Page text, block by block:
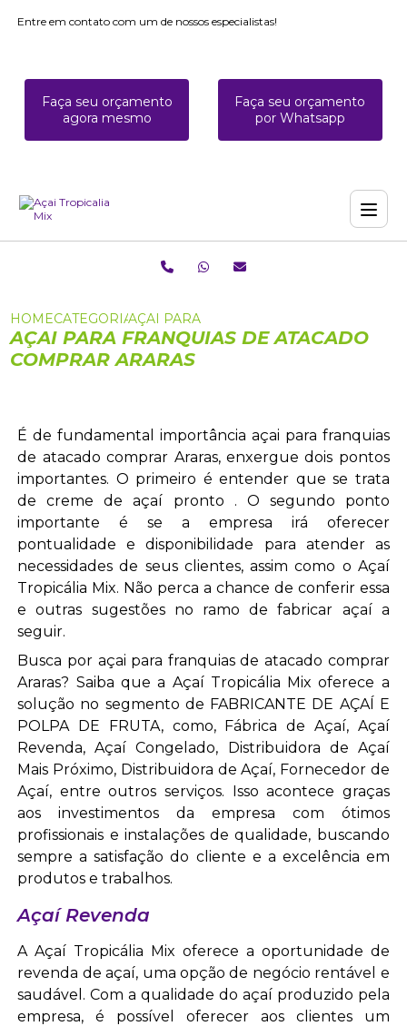
Entre em contato com um de nossos especialistas!
Faça seu orçamento
agora mesmo
Faça seu orçamento
por Whatsapp
HOMECATEGORIASAÇAI PARA FRANQUIAS DE ATACADO
AÇAI PARA FRANQUIAS DE ATACADO
COMPRAR ARARAS
É de fundamental importância açai para franquias
de atacado comprar Araras, enxergue dois pontos
importantes. O primeiro é entender que se trata
de creme de açaí pronto . O segundo ponto
importante é se a empresa irá oferecer
pontualidade e disponibilidade para atender as
necessidades de seus clientes, assim como o Açaí
Tropicália Mix. Não perca a chance de conferir essa
e outras sugestões no ramo de fabricar açaí a
seguir.
Busca por açai para franquias de atacado comprar
Araras? Saiba que a Açaí Tropicália Mix oferece a
solução no segmento de FABRICANTE DE AÇAÍ E
POLPA DE FRUTA, como, Fábrica de Açaí, Açaí
Revenda, Açaí Congelado, Distribuidora de Açaí
Mais Próximo, Distribuidora de Açaí, Fornecedor de
Açaí, entre outros serviços. Isso acontece graças
aos investimentos da empresa com ótimos
profissionais e instalações de qualidade, buscando
sempre a satisfação do cliente e a excelência em
produtos e trabalhos.
Açaí Revenda
A Açaí Tropicália Mix oferece a oportunidade de
revenda de açaí, uma opção de negócio rentável e
saudável. Com a qualidade do açaí produzido pela
empresa, é possível oferecer aos clientes um